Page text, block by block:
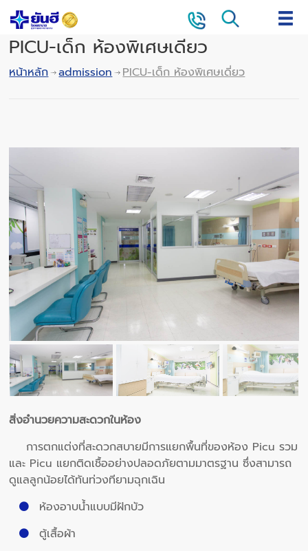
PICU-เด็ก ห้องพิเศษเดี่ยว
หน้าหลัก admission PICU-เด็ก ห้องพิเศษเดี่ยว
สิ่งอำนวยความสะดวกในห้อง
การตกแต่งที่สะดวกสบายมีการแยกพื้นที่ของห้อง Picu รวม
และ Picu แยกติดเชื้ออย่างปลอดภัยตามมาตรฐาน ซึ่งสามารถ
ดูแลลูกน้อยได้ทันท่วงทียามฉุกเฉิน
ห้องอาบน้ำแบบมีฝักบัว
ตู้เสื้อผ้า